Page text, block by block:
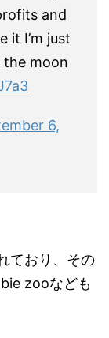
and
it I’m just
moon
6,
ており、その
zooなども